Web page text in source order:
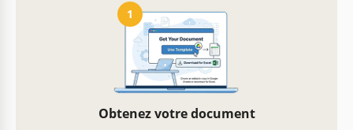
1
Obtenez votre document